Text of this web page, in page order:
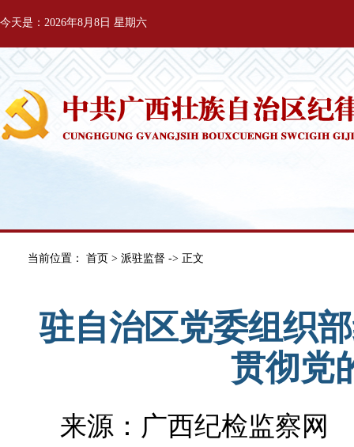
今天是：2026年8月8日 星期六
当前位置： 首页 > 派驻监督 -> 正文
驻自治区党委组织
贯彻党
来源：广西纪检监察网